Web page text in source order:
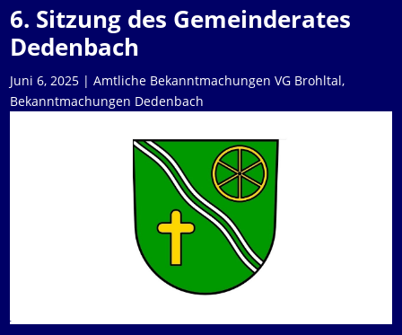
6. Sitzung des Gemeinderates
Dedenbach
Juni 6, 2025 | Amtliche Bekanntmachungen VG Brohltal,
Bekanntmachungen Dedenbach